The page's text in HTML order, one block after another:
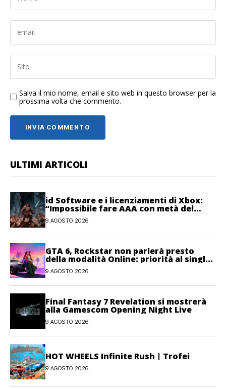
Salva il mio nome, email e sito web in questo browser per la
prossima volta che commento.
ULTIMI ARTICOLI
id Software e i licenziamenti di Xbox:
“Impossibile fare AAA con metà del
personale”
9 AGOSTO 2026
GTA 6, Rockstar non parlerà presto
della modalità Online: priorità al single-
player
9 AGOSTO 2026
Final Fantasy 7 Revelation si mostrerà
alla Gamescom Opening Night Live
9 AGOSTO 2026
HOT WHEELS Infinite Rush | Trofei
9 AGOSTO 2026